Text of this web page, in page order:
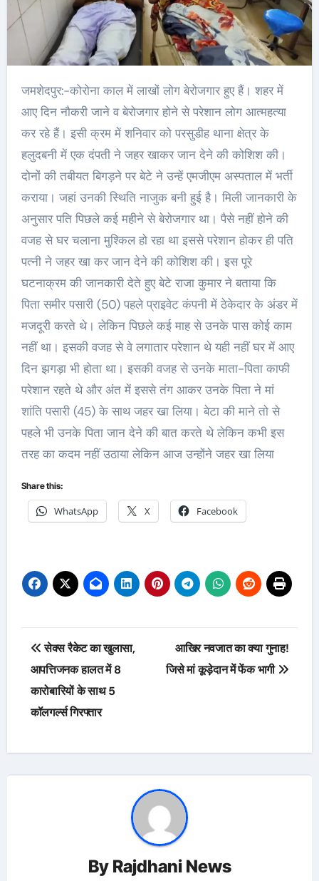
जमशेदपुर:-कोरोना काल में लाखों लोग बेरोजगार हुए हैं। शहर में
आए दिन नौकरी जाने व बेरोजगार होने से परेशान लोग आत्महत्या
कर रहे हैं। इसी क्रम में शनिवार को परसुडीह थाना क्षेत्र के
हलुदबनी में एक दंपती ने जहर खाकर जान देने की कोशिश की।
दोनों की तबीयत बिगड़ने पर बेटे ने उन्हें एमजीएम अस्पताल में भर्ती
कराया। जहां उनकी स्थिति नाजुक बनी हुई है। मिली जानकारी के
अनुसार पति पिछले कई महीने से बेरोजगार था। पैसे नहीं होने की
वजह से घर चलाना मुश्किल हो रहा था इससे परेशान होकर ही पति
पत्नी ने जहर खा कर जान देने की कोशिश की। इस पूरे
घटनाक्रम की जानकारी देते हुए बेटे राजा कुमार ने बताया कि
पिता समीर पसारी (50) पहले प्राइवेट कंपनी में ठेकेदार के अंडर में
मजदूरी करते थे। लेकिन पिछले कई माह से उनके पास कोई काम
नहीं था। इसकी वजह से वे लगातार परेशान थे यही नहीं घर में आए
दिन झगड़ा भी होता था। इसकी वजह से उनके माता-पिता काफी
परेशान रहते थे और अंत में इससे तंग आकर उनके पिता ने मां
शांति पसारी (45) के साथ जहर खा लिया। बेटा की माने तो से
पहले भी उनके पिता जान देने की बात करते थे लेकिन कभी इस
तरह का कदम नहीं उठाया लेकिन आज उन्होंने जहर खा लिया
Share this:
WhatsApp X Facebook
Post
navigation
सेक्स रैकेट का खुलासा,
आपत्तिजनक हालत में 8
कारोबारियों के साथ 5
कॉलगर्ल्स गिरफ्तार
आखिर नवजात का क्या गुनाह!
जिसे मां कूड़ेदान में फेंक भागी
By Rajdhani News